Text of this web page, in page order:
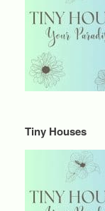
Tiny Houses